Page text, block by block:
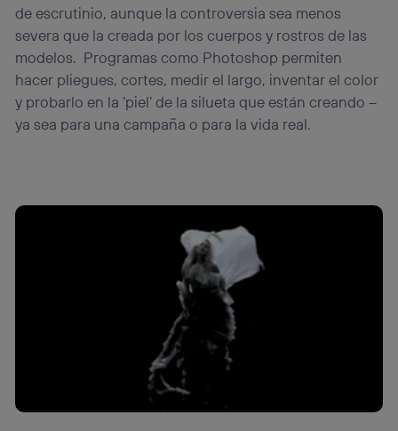
de escrutinio, aunque la controversia sea menos
severa que la creada por los cuerpos y rostros de las
modelos. Programas como Photoshop permiten
hacer pliegues, cortes, medir el largo, inventar el color
y probarlo en la ‘piel’ de la silueta que están creando –
ya sea para una campaña o para la vida real.